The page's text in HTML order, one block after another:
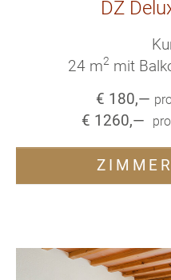
DZ
24 m2 mit
€ 180,—
€ 1260,—